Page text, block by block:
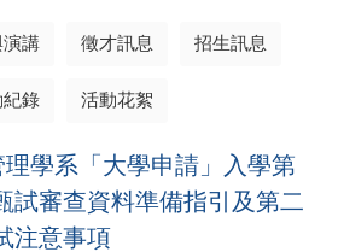
講 徵才訊息 招生訊息
錄 活動花絮
學系「大學申請」入學第
試審查資料準備指引及第二
注意事項